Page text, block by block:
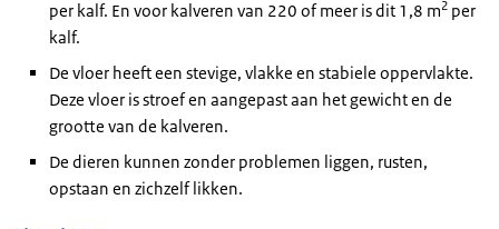
per kalf. En voor kalveren van 220 of meer is dit 1,8 m2 per
kalf.
De vloer heeft een stevige, vlakke en stabiele oppervlakte.
Deze vloer is stroef en aangepast aan het gewicht en de
grootte van de kalveren.
De dieren kunnen zonder problemen liggen, rusten,
opstaan en zichzelf likken.